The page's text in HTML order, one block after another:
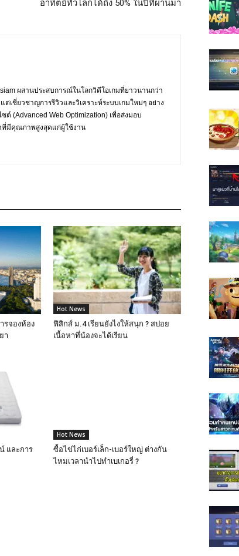
อาทิตย์ทั่วโลกได้ถึง 50% ในปีที่ผ่านมา
ผสานประสบการณ์ในโลกวิดีโอเกมที่ยาวนานกว่า
ต่เชี่ยวชาญการรีวิวและวิเคราะห์ระบบเกมใหม่ๆ อย่าง
ต์ (Advanced Web Optimization) เพื่อส่งมอบ
ที่มีคุณภาพสูงสุดแก่ผู้ใช้งาน
รจองห้อง
า
Hot News
ฟิสิกส์ ม.4 เรียนยังไงให้สนุก ? สปอย
เนื้อหาที่น้องจะได้เรียน
และการ
Hot News
ซื้อไข่ไก่เบอร์เล็ก-เบอร์ใหญ่ ต่างกัน
ไหมเวลานำไปทำเบเกอรี่ ?